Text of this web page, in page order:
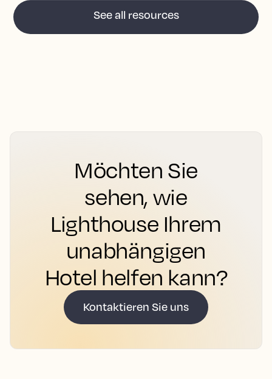
See all resources
Möchten Sie
sehen, wie
Lighthouse Ihrem
unabhängigen
Hotel helfen kann?
Kontaktieren Sie uns